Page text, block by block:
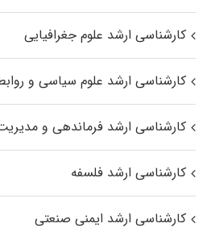
کارشناسی ارشد علوم جغرافیایی
کارشناسی ارشد علوم سیاسی و
کارشناسی ارشد فرماندهی و
کارشناسی ارشد فلسفه
کارشناسی ارشد ایمنی صنعتی